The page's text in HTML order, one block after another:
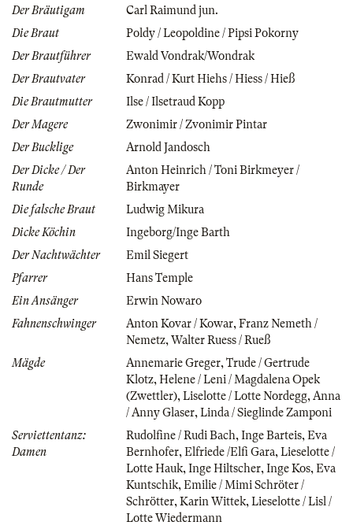
Der Bräutigam
Carl Raimund jun.
Die Braut
Poldy / Leopoldine / Pipsi Pokorny
Der Brautführer
Ewald Vondrak/Wondrak
Der Brautvater
Konrad / Kurt Hiehs / Hiess / Hieß
Die Brautmutter
Ilse / Ilsetraud Kopp
Der Magere
Zwonimir / Zvonimir Pintar
Der Bucklige
Arnold Jandosch
Der Dicke / Der
Runde
Anton Heinrich / Toni Birkmeyer /
Birkmayer
Die falsche Braut
Ludwig Mikura
Dicke Köchin
Ingeborg/Inge Barth
Der Nachtwächter
Emil Siegert
Pfarrer
Hans Temple
Ein Ansänger
Erwin Nowaro
Fahnenschwinger
Anton Kovar / Kowar, Franz Nemeth /
Nemetz, Walter Ruess / Rueß
Mägde
Annemarie Greger, Trude / Gertrude
Klotz, Helene / Leni / Magdalena Opek
(Zwettler), Liselotte / Lotte Nordegg, Anna
/ Anny Glaser, Linda / Sieglinde Zamponi
Serviettentanz:
Damen
Rudolfine / Rudi Bach, Inge Barteis, Eva
Bernhofer, Elfriede /Elfi Gara, Lieselotte /
Lotte Hauk, Inge Hiltscher, Inge Kos, Eva
Kuntschik, Emilie / Mimi Schröter /
Schrötter, Karin Wittek, Lieselotte / Lisl /
Lotte Wiedermann